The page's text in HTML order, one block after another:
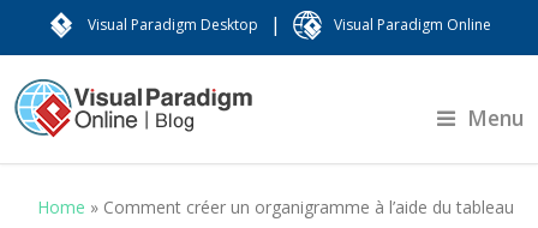
Visual Paradigm Desktop | Visual Paradigm Online
Menu
Home » Comment créer un organigramme à l’aide du tableau